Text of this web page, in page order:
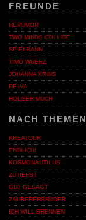
FREUNDE
HERUMOR
TWO MINDS COLLIDE
SPIELBANN
TIMO WUERZ
JOHANNA KRINS
DELVA
HOLGER MUCH
NACH THEMEN
KREATOUR
ENDLICH!
KOSMONAUTILUS
ZUTIEFST
GUT GESAGT
ZAUBERERBRUDER
ICH WILL BRENNEN